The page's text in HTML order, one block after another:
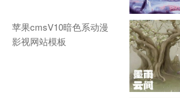
苹果cmsV10暗色系动漫
影视网站模板